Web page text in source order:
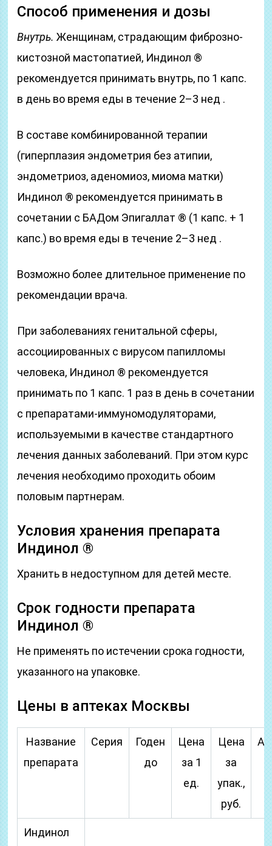
Способ применения и дозы
Внутрь. Женщинам, страдающим фиброзно-
кистозной мастопатией, Индинол ®
рекомендуется принимать внутрь, по 1 капс.
в день во время еды в течение 2–3 нед .
В составе комбинированной терапии
(гиперплазия эндометрия без атипии,
эндометриоз, аденомиоз, миома матки)
Индинол ® рекомендуется принимать в
сочетании с БАДом Эпигаллат ® (1 капс. + 1
капс.) во время еды в течение 2–3 нед .
Возможно более длительное применение по
рекомендации врача.
При заболеваниях генитальной сферы,
ассоциированных с вирусом папилломы
человека, Индинол ® рекомендуется
принимать по 1 капс. 1 раз в день в сочетании
с препаратами-иммуномодуляторами,
используемыми в качестве стандартного
лечения данных заболеваний. При этом курс
лечения необходимо проходить обоим
половым партнерам.
Условия хранения препарата
Индинол ®
Хранить в недоступном для детей месте.
Срок годности препарата
Индинол ®
Не применять по истечении срока годности,
указанного на упаковке.
Цены в аптеках Москвы
Название
препарата
Серия
Годен
до
Цена
за 1
ед.
Цена
за
упак.,
руб.
Индинол